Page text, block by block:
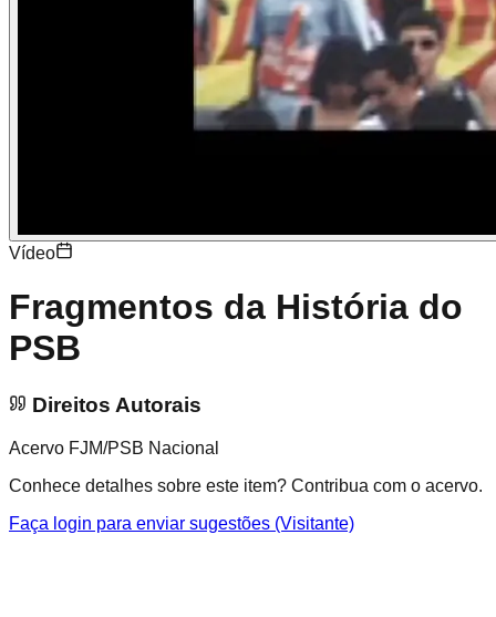
Vídeo
Fragmentos da História do
PSB
Direitos Autorais
Acervo FJM/PSB Nacional
Conhece detalhes sobre este item? Contribua com o acervo.
Faça login para enviar sugestões (Visitante)